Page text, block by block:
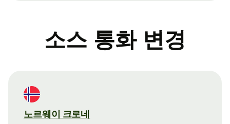
소스 통화 변경
노르웨이 크로네